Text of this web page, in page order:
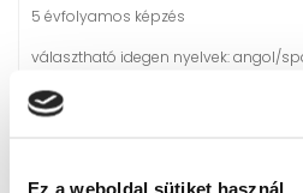
Ez a weboldal sütiket használ
5 évfolyamos képzés
választható idegen nyelvek: angol/
érettségire, továbbtanulásra,